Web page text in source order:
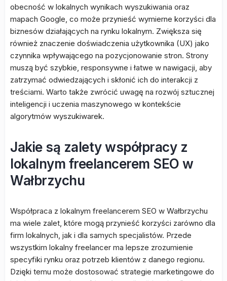
obecność w lokalnych wynikach wyszukiwania oraz
mapach Google, co może przynieść wymierne korzyści dla
biznesów działających na rynku lokalnym. Zwiększa się
również znaczenie doświadczenia użytkownika (UX) jako
czynnika wpływającego na pozycjonowanie stron. Strony
muszą być szybkie, responsywne i łatwe w nawigacji, aby
zatrzymać odwiedzających i skłonić ich do interakcji z
treściami. Warto także zwrócić uwagę na rozwój sztucznej
inteligencji i uczenia maszynowego w kontekście
algorytmów wyszukiwarek.
Jakie są zalety współpracy z
lokalnym freelancerem SEO w
Wałbrzychu
Współpraca z lokalnym freelancerem SEO w Wałbrzychu
ma wiele zalet, które mogą przynieść korzyści zarówno dla
firm lokalnych, jak i dla samych specjalistów. Przede
wszystkim lokalny freelancer ma lepsze zrozumienie
specyfiki rynku oraz potrzeb klientów z danego regionu.
Dzięki temu może dostosować strategie marketingowe do